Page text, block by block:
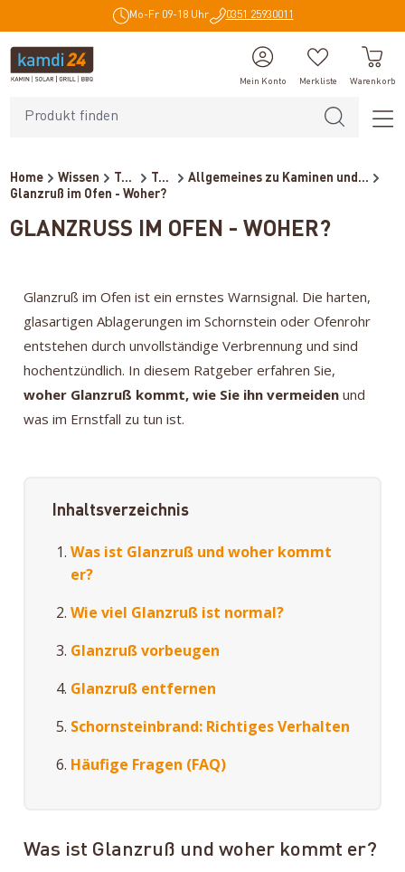
Mo-Fr 09-18 Uhr 0351 25930011
Mein Konto Merkliste Warenkorb
Home Wissen Technikratgeber Technik-Tipps & Tricks
Allgemeines zu Kaminen und...
Glanzruß im Ofen - Woher?
GLANZRUSS IM OFEN - WOHER?
Glanzruß im Ofen ist ein ernstes Warnsignal. Die harten,
glasartigen Ablagerungen im Schornstein oder Ofenrohr
entstehen durch unvollständige Verbrennung und sind
hochentzündlich. In diesem Ratgeber erfahren Sie,
woher Glanzruß kommt, wie Sie ihn vermeiden und
was im Ernstfall zu tun ist.
Inhaltsverzeichnis
Was ist Glanzruß und woher kommt
er?
Wie viel Glanzruß ist normal?
Glanzruß vorbeugen
Glanzruß entfernen
Schornsteinbrand: Richtiges Verhalten
Häufige Fragen (FAQ)
Was ist Glanzruß und woher kommt er?